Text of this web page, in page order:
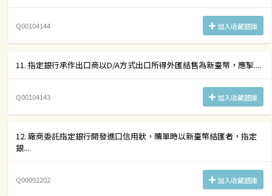
Q00104144 加入收藏題庫
11. 指定銀行承作出口商以D/A方式出口所得外匯結售為新臺幣，應掣....
Q00104143 加入收藏題庫
12. 廠商委託指定銀行開發進口信用狀，贖單時以新臺幣結匯者，指定
銀....
Q00092202 加入收藏題庫